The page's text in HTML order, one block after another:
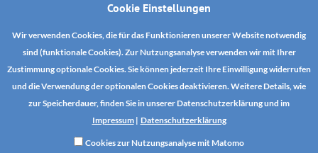
Cookie Einstellungen
Wir verwenden Cookies, die für das Funktionieren unserer Website notwendig
sind (funktionale Cookies). Zur Nutzungsanalyse verwenden wir mit Ihrer
Zustimmung optionale Cookies. Sie können jederzeit Ihre Einwilligung widerrufen
und die Verwendung der optionalen Cookies deaktivieren. Weitere Details, wie
zur Speicherdauer, finden Sie in unserer Datenschutzerklärung und im
Impressum| Datenschutzerklärung
Cookies zur Nutzungsanalyse mit Matomo